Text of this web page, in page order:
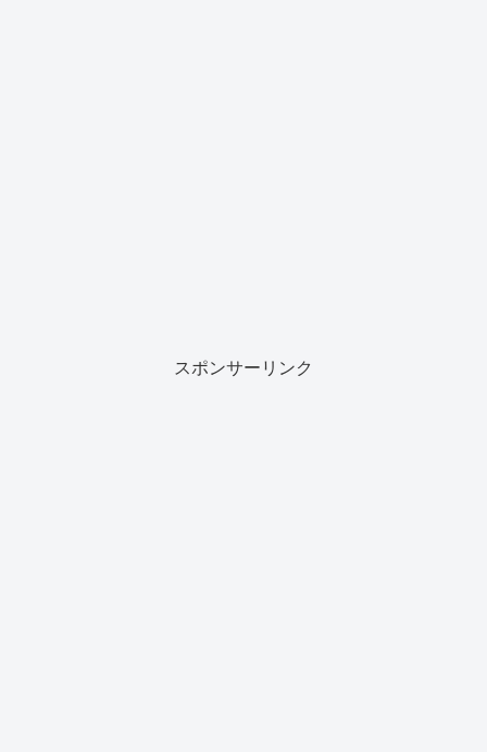
スポンサーリンク